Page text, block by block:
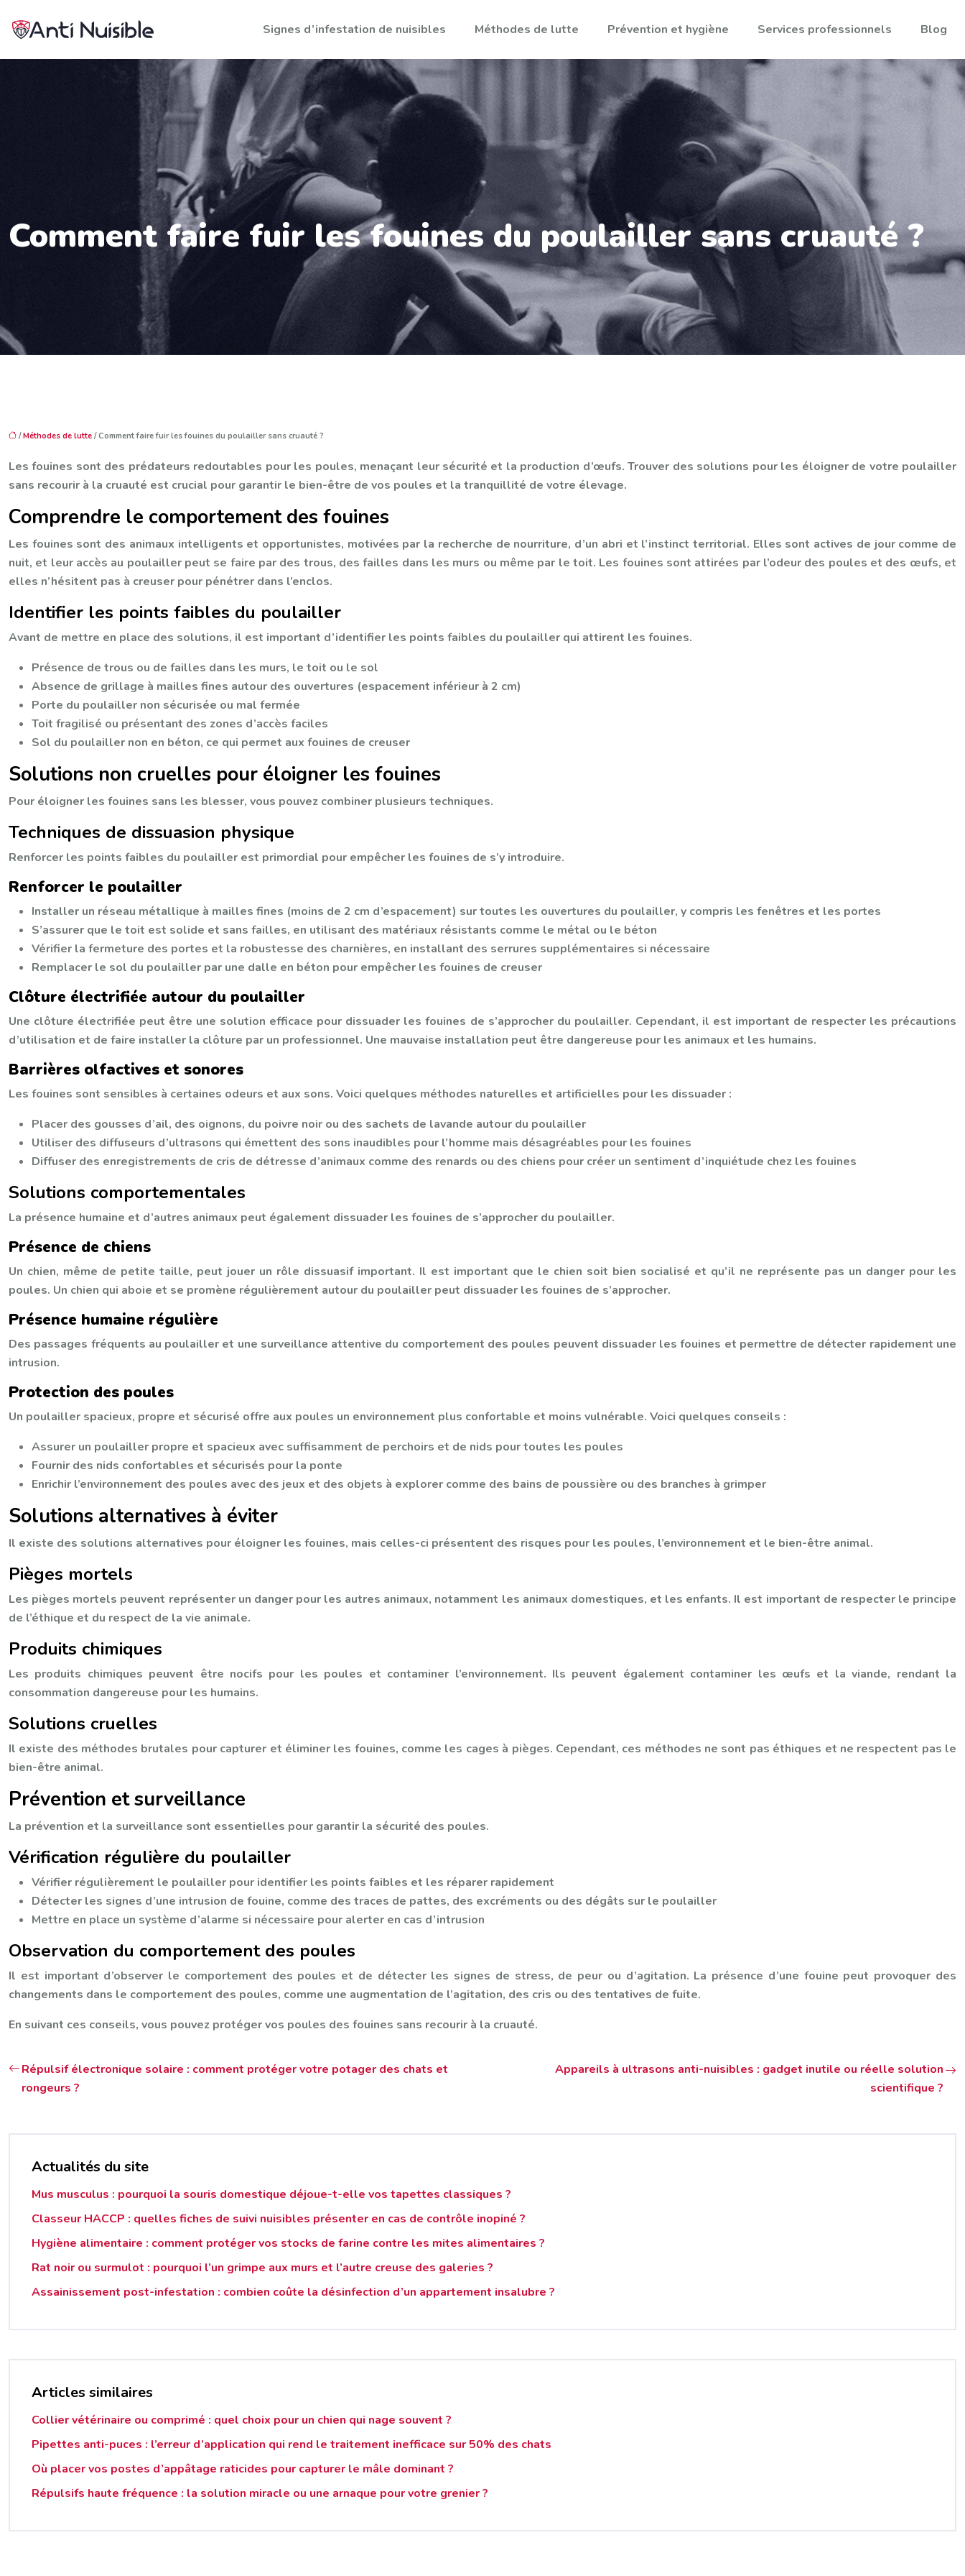
Signes d’infestation de nuisibles Méthodes de lutte Prévention et hygiène Services professionnels Blog
Comment faire fuir les fouines du poulailler sans cruauté ?
/Méthodes de lutte / Comment faire fuir les fouines du poulailler sans cruauté ?
Les fouines sont des prédateurs redoutables pour les poules, menaçant leur sécurité et la production d’œufs. Trouver des solutions pour les éloigner de votre poulailler
sans recourir à la cruauté est crucial pour garantir le bien-être de vos poules et la tranquillité de votre élevage.
Comprendre le comportement des fouines
Les fouines sont des animaux intelligents et opportunistes, motivées par la recherche de nourriture, d’un abri et l’instinct territorial. Elles sont actives de jour comme de
nuit, et leur accès au poulailler peut se faire par des trous, des failles dans les murs ou même par le toit. Les fouines sont attirées par l’odeur des poules et des œufs, et
elles n’hésitent pas à creuser pour pénétrer dans l’enclos.
Identifier les points faibles du poulailler
Avant de mettre en place des solutions, il est important d’identifier les points faibles du poulailler qui attirent les fouines.
Présence de trous ou de failles dans les murs, le toit ou le sol
Absence de grillage à mailles fines autour des ouvertures (espacement inférieur à 2 cm)
Porte du poulailler non sécurisée ou mal fermée
Toit fragilisé ou présentant des zones d’accès faciles
Sol du poulailler non en béton, ce qui permet aux fouines de creuser
Solutions non cruelles pour éloigner les fouines
Pour éloigner les fouines sans les blesser, vous pouvez combiner plusieurs techniques.
Techniques de dissuasion physique
Renforcer les points faibles du poulailler est primordial pour empêcher les fouines de s’y introduire.
Renforcer le poulailler
Installer un réseau métallique à mailles fines (moins de 2 cm d’espacement) sur toutes les ouvertures du poulailler, y compris les fenêtres et les portes
S’assurer que le toit est solide et sans failles, en utilisant des matériaux résistants comme le métal ou le béton
Vérifier la fermeture des portes et la robustesse des charnières, en installant des serrures supplémentaires si nécessaire
Remplacer le sol du poulailler par une dalle en béton pour empêcher les fouines de creuser
Clôture électrifiée autour du poulailler
Une clôture électrifiée peut être une solution efficace pour dissuader les fouines de s’approcher du poulailler. Cependant, il est important de respecter les précautions
d’utilisation et de faire installer la clôture par un professionnel. Une mauvaise installation peut être dangereuse pour les animaux et les humains.
Barrières olfactives et sonores
Les fouines sont sensibles à certaines odeurs et aux sons. Voici quelques méthodes naturelles et artificielles pour les dissuader :
Placer des gousses d’ail, des oignons, du poivre noir ou des sachets de lavande autour du poulailler
Utiliser des diffuseurs d’ultrasons qui émettent des sons inaudibles pour l’homme mais désagréables pour les fouines
Diffuser des enregistrements de cris de détresse d’animaux comme des renards ou des chiens pour créer un sentiment d’inquiétude chez les fouines
Solutions comportementales
La présence humaine et d’autres animaux peut également dissuader les fouines de s’approcher du poulailler.
Présence de chiens
Un chien, même de petite taille, peut jouer un rôle dissuasif important. Il est important que le chien soit bien socialisé et qu’il ne représente pas un danger pour les
poules. Un chien qui aboie et se promène régulièrement autour du poulailler peut dissuader les fouines de s’approcher.
Présence humaine régulière
Des passages fréquents au poulailler et une surveillance attentive du comportement des poules peuvent dissuader les fouines et permettre de détecter rapidement une
intrusion.
Protection des poules
Un poulailler spacieux, propre et sécurisé offre aux poules un environnement plus confortable et moins vulnérable. Voici quelques conseils :
Assurer un poulailler propre et spacieux avec suffisamment de perchoirs et de nids pour toutes les poules
Fournir des nids confortables et sécurisés pour la ponte
Enrichir l’environnement des poules avec des jeux et des objets à explorer comme des bains de poussière ou des branches à grimper
Solutions alternatives à éviter
Il existe des solutions alternatives pour éloigner les fouines, mais celles-ci présentent des risques pour les poules, l’environnement et le bien-être animal.
Pièges mortels
Les pièges mortels peuvent représenter un danger pour les autres animaux, notamment les animaux domestiques, et les enfants. Il est important de respecter le principe
de l’éthique et du respect de la vie animale.
Produits chimiques
Les produits chimiques peuvent être nocifs pour les poules et contaminer l’environnement. Ils peuvent également contaminer les œufs et la viande, rendant la
consommation dangereuse pour les humains.
Solutions cruelles
Il existe des méthodes brutales pour capturer et éliminer les fouines, comme les cages à pièges. Cependant, ces méthodes ne sont pas éthiques et ne respectent pas le
bien-être animal.
Prévention et surveillance
La prévention et la surveillance sont essentielles pour garantir la sécurité des poules.
Vérification régulière du poulailler
Vérifier régulièrement le poulailler pour identifier les points faibles et les réparer rapidement
Détecter les signes d’une intrusion de fouine, comme des traces de pattes, des excréments ou des dégâts sur le poulailler
Mettre en place un système d’alarme si nécessaire pour alerter en cas d’intrusion
Observation du comportement des poules
Il est important d’observer le comportement des poules et de détecter les signes de stress, de peur ou d’agitation. La présence d’une fouine peut provoquer des
changements dans le comportement des poules, comme une augmentation de l’agitation, des cris ou des tentatives de fuite.
En suivant ces conseils, vous pouvez protéger vos poules des fouines sans recourir à la cruauté.
Répulsif électronique solaire : comment protéger votre potager des chats et
rongeurs ?
Appareils à ultrasons anti-nuisibles : gadget inutile ou réelle solution
scientifique ?
Actualités du site
Mus musculus : pourquoi la souris domestique déjoue-t-elle vos tapettes classiques ?
Classeur HACCP : quelles fiches de suivi nuisibles présenter en cas de contrôle inopiné ?
Hygiène alimentaire : comment protéger vos stocks de farine contre les mites alimentaires ?
Rat noir ou surmulot : pourquoi l’un grimpe aux murs et l’autre creuse des galeries ?
Assainissement post-infestation : combien coûte la désinfection d’un appartement insalubre ?
Articles similaires
Collier vétérinaire ou comprimé : quel choix pour un chien qui nage souvent ?
Pipettes anti-puces : l’erreur d’application qui rend le traitement inefficace sur 50% des chats
Où placer vos postes d’appâtage raticides pour capturer le mâle dominant ?
Répulsifs haute fréquence : la solution miracle ou une arnaque pour votre grenier ?